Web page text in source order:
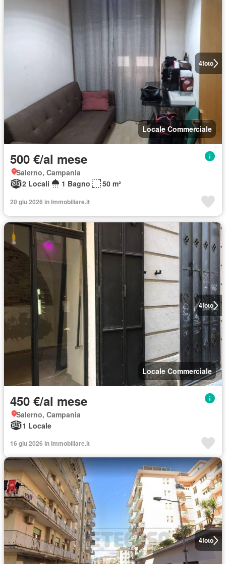
4foto
Locale Commerciale
500 €/al mese
Salerno, Campania
2 Locali
1 Bagno 50 m²
20 giu 2026 in Immobiliare.it
4foto
Locale Commerciale
450 €/al mese
Salerno, Campania
1 Locale
16 giu 2026 in Immobiliare.it
4foto